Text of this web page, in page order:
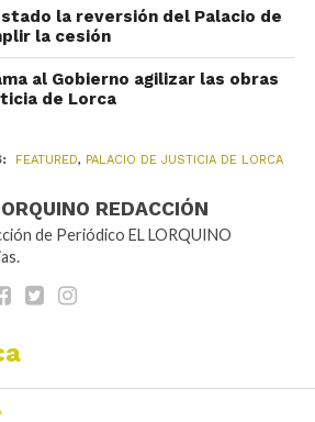
la reversión del Palacio de
la cesión
al Gobierno agilizar las obras
de Lorca
FEATURED, PALACIO DE JUSTICIA DE LORCA
REDACCIÓN
de Periódico EL LORQUINO